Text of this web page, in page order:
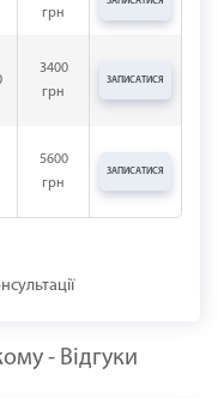
грн
3400
грн
ЗАПИСАТИСЯ
5600
грн
ЗАПИСАТИСЯ
- Відгуки